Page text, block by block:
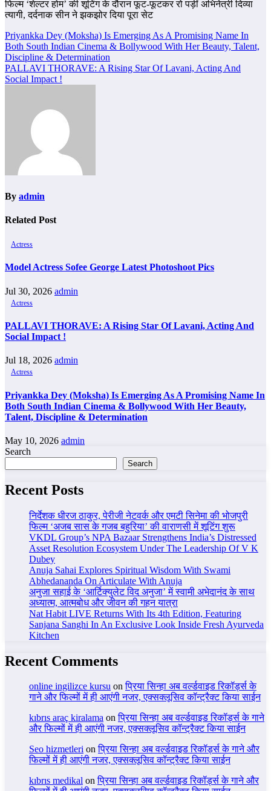
फिल्म ‘शेल्टर होम’ की शूटिंग के दौरान फूट-फूटकर रो पड़ीं अभिनेत्री दिव्या
त्यागी, दर्दनाक सीन ने झकझोर दिया पूरा सेट
Post
navigation
Priyankka Dey (Moksha) Is Emerging As A Promising Name In
Both South Indian Cinema & Bollywood With Her Beauty, Talent,
Discipline & Determination
PALLAVI THORAVE: A Rising Star Of Lavani, Acting And
Social Impact !
By admin
Related Post
Actress
Model Actress Sofee George Latest Photoshoot Pics
Jul 30, 2026 admin
Actress
PALLAVI THORAVE: A Rising Star Of Lavani, Acting And
Social Impact !
Jul 18, 2026 admin
Actress
Priyankka Dey (Moksha) Is Emerging As A Promising Name In
Both South Indian Cinema & Bollywood With Her Beauty,
Talent, Discipline & Determination
May 10, 2026 admin
Search
Search
Recent Posts
निर्देशक धीरज ठाकुर, पेरीजी नेटवर्क और एमटी सिनेमा की भोजपुरी
फिल्म ‘अजब सास के गजब बहुरिया’ की वाराणसी में शूटिंग शुरू
VKDL Group’s NPA Bazaar Strengthens India’s Distressed
Asset Resolution Ecosystem Under The Leadership Of V K
Dubey
Anuja Sahai Explores Spiritual Wisdom With Swami
Abhedananda On Articulate With Anuja
अनुजा सहाई के ‘आर्टिक्युलेट विद अनुजा’ में स्वामी अभेदानंद के साथ
अध्यात्म, आत्मबोध और जीवन की गहन यात्रा
Nat Habit LIVE Returns With Its 4th Edition, Featuring
Sanjana Sanghi In An Exclusive Look Inside Fresh Ayurveda
Kitchen
Recent Comments
online ingilizce kursu onप्रिया सिन्हा अब वर्ल्डवाइड रिकॉर्ड्स के
गाने और फिल्मों में ही आएंगी नजर, एक्सक्लूसिव कॉन्ट्रैक्ट किया साईन
kıbrıs araç kiralama onप्रिया सिन्हा अब वर्ल्डवाइड रिकॉर्ड्स के गाने
और फिल्मों में ही आएंगी नजर, एक्सक्लूसिव कॉन्ट्रैक्ट किया साईन
Seo hizmetleri onप्रिया सिन्हा अब वर्ल्डवाइड रिकॉर्ड्स के गाने और
फिल्मों में ही आएंगी नजर, एक्सक्लूसिव कॉन्ट्रैक्ट किया साईन
kıbrıs medikal onप्रिया सिन्हा अब वर्ल्डवाइड रिकॉर्ड्स के गाने और